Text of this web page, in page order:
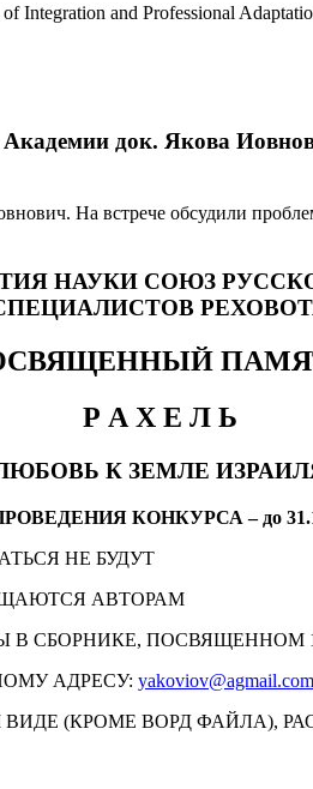
Integration and Professional
На встрече обсудили
НАУКИ СОЮЗ
Р А Х Е Л Ь
К ЗЕМЛЕ
КОНКУРСА – до
НЕ БУДУТ
АВТОРАМ
ПОСВЯЩЕННОМ
АДРЕСУ: yakoviov@agmail.com
(КРОМЕ ВОРД ФАЙЛА),